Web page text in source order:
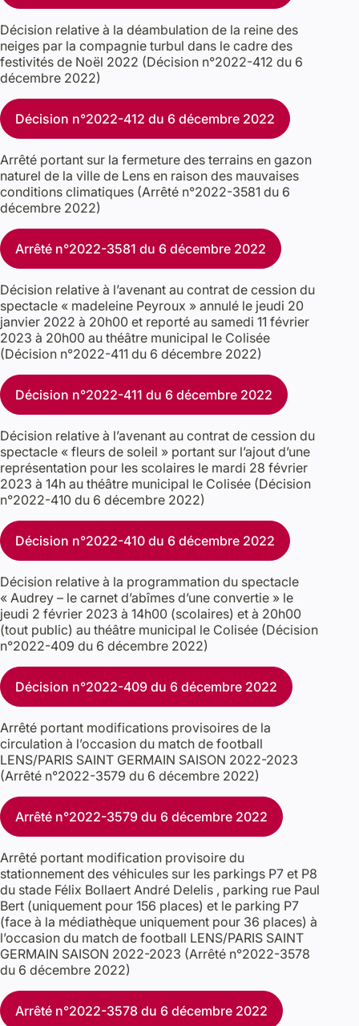
Décision relative à la déambulation de la reine des
neiges par la compagnie turbul dans le cadre des
festivités de Noël 2022 (Décision n°2022-412 du 6
décembre 2022)
Décision n°2022-412 du 6 décembre 2022
Arrêté portant sur la fermeture des terrains en gazon
naturel de la ville de Lens en raison des mauvaises
conditions climatiques (Arrêté n°2022-3581 du 6
décembre 2022)
Arrêté n°2022-3581 du 6 décembre 2022
Décision relative à l’avenant au contrat de cession du
spectacle « madeleine Peyroux » annulé le jeudi 20
janvier 2022 à 20h00 et reporté au samedi 11 février
2023 à 20h00 au théâtre municipal le Colisée
(Décision n°2022-411 du 6 décembre 2022)
Décision n°2022-411 du 6 décembre 2022
Décision relative à l’avenant au contrat de cession du
spectacle « fleurs de soleil » portant sur l’ajout d’une
représentation pour les scolaires le mardi 28 février
2023 à 14h au théâtre municipal le Colisée (Décision
n°2022-410 du 6 décembre 2022)
Décision n°2022-410 du 6 décembre 2022
Décision relative à la programmation du spectacle
« Audrey – le carnet d’abîmes d’une convertie » le
jeudi 2 février 2023 à 14h00 (scolaires) et à 20h00
(tout public) au théâtre municipal le Colisée (Décision
n°2022-409 du 6 décembre 2022)
Décision n°2022-409 du 6 décembre 2022
Arrêté portant modifications provisoires de la
circulation à l’occasion du match de football
LENS/PARIS SAINT GERMAIN SAISON 2022-2023
(Arrêté n°2022-3579 du 6 décembre 2022)
Arrêté n°2022-3579 du 6 décembre 2022
Arrêté portant modification provisoire du
stationnement des véhicules sur les parkings P7 et P8
du stade Félix Bollaert André Delelis , parking rue Paul
Bert (uniquement pour 156 places) et le parking P7
(face à la médiathèque uniquement pour 36 places) à
l’occasion du match de football LENS/PARIS SAINT
GERMAIN SAISON 2022-2023 (Arrêté n°2022-3578
du 6 décembre 2022)
Arrêté n°2022-3578 du 6 décembre 2022